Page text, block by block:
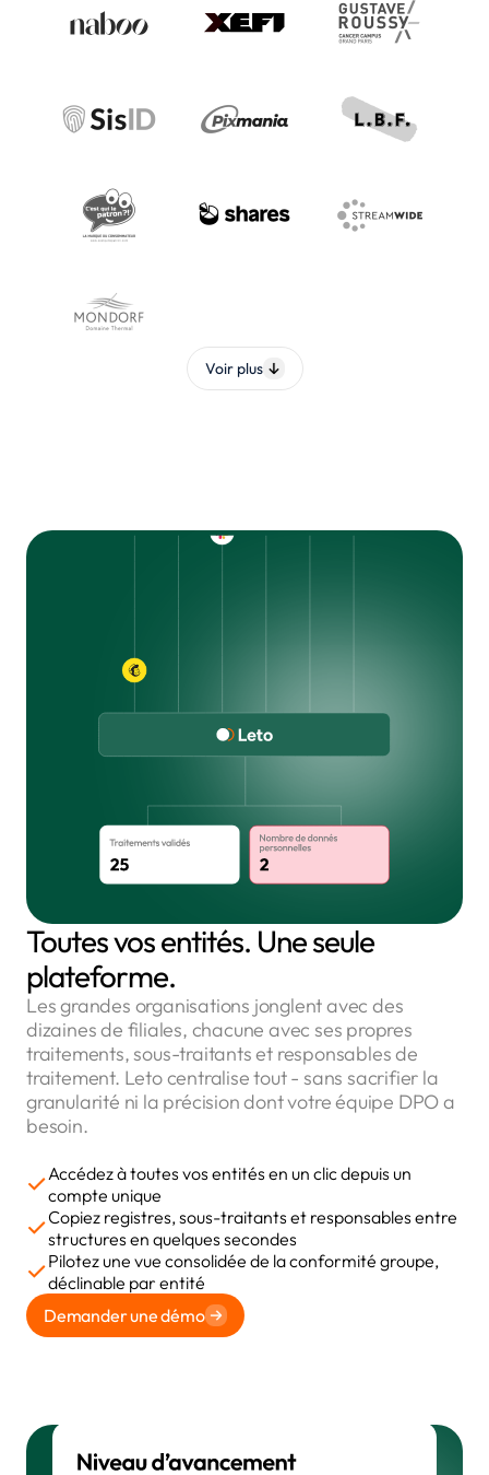
Voir plus
Toutes vos entités. Une seule
plateforme.
Les grandes organisations jonglent avec des
dizaines de filiales, chacune avec ses propres
traitements, sous-traitants et responsables de
traitement. Leto centralise tout - sans sacrifier la
granularité ni la précision dont votre équipe DPO a
besoin.
Accédez à toutes vos entités en un clic depuis un
compte unique
Copiez registres, sous-traitants et responsables entre
structures en quelques secondes
Pilotez une vue consolidée de la conformité groupe,
déclinable par entité
Demander une démo